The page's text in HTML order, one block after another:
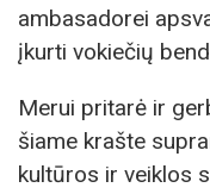
ambasadorei
įkurti vokiečių
Merui pritarė ir
šiame krašte
kultūros ir veiklos